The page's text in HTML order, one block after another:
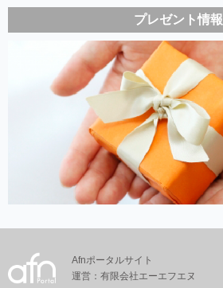
プレゼント情報
Afnポータルサイト
運営：有限会社エーエフエヌ